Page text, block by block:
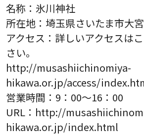
名称：氷川神社
所在地：埼玉県さいたま市大
アクセス：詳しいアクセスは
さい。
http://musashiichinomiya-
hikawa.or.jp/access/
営業時間：9：00～16：00
URL：http://
hikawa.or.jp/index.html